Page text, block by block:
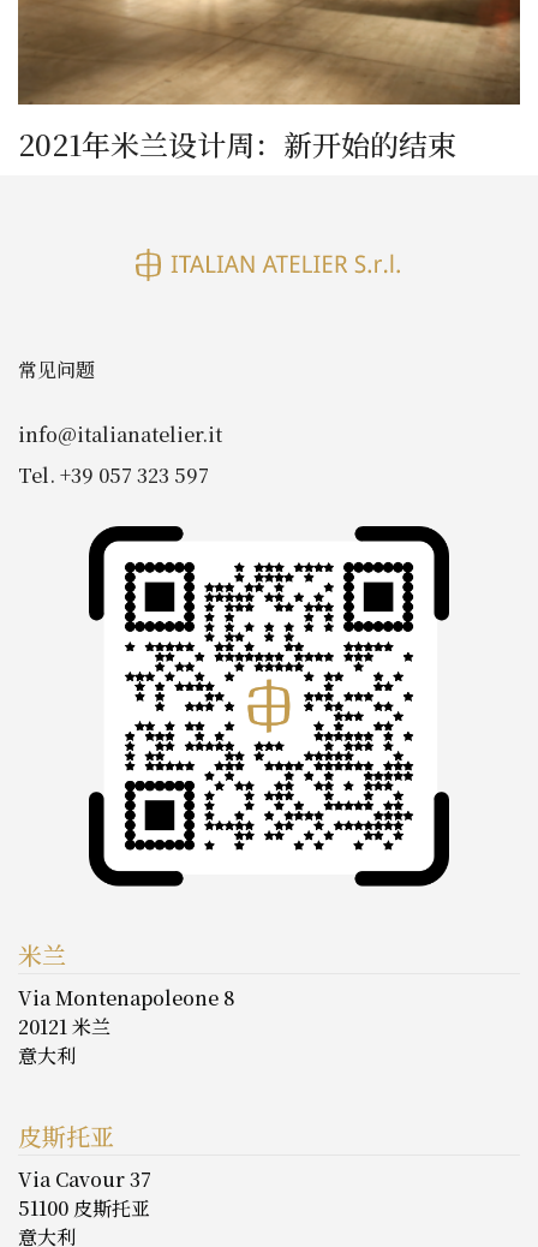
2021年米兰设计周：新开始的结束
常见问题
info@italianatelier.it
Tel. +39 057 323 597
米兰
Via Montenapoleone 8
20121 米兰
意大利
皮斯托亚
Via Cavour 37
51100 皮斯托亚
意大利